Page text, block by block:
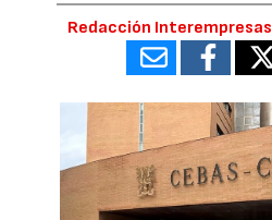
Redacción Interempresas